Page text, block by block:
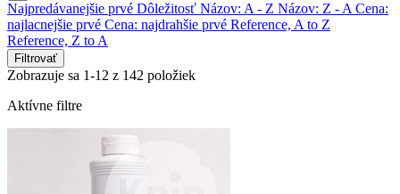
Najpredávanejšie prvé Dôležitosť Názov: A - Z Názov: Z - A Cena:
najlacnejšie prvé Cena: najdrahšie prvé Reference, A to Z
Reference, Z to A
Filtrovať
Zobrazuje sa 1-12 z 142 položiek
Aktívne filtre